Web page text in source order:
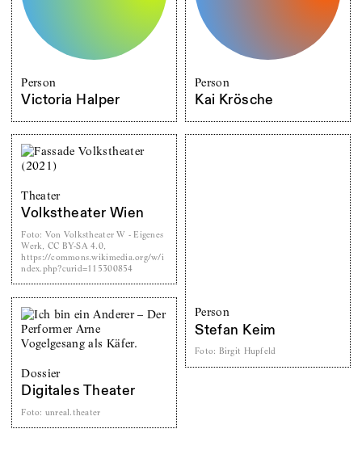
Person
Victoria Halper
Person
Kai Krösche
Theater
Volkstheater Wien
Foto: Von Volkstheater W - Eigenes
Werk, CC BY-SA 4.0,
https://commons.wikimedia.org/w/i
ndex.php?curid=115300854
Person
Stefan Keim
Foto: Birgit Hupfeld
Dossier
Digitales Theater
Foto: unreal.theater